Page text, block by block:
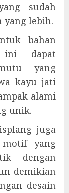
sudah
lebih.
bahan
ini dapat
yang
kayu jati
alami
unik.
juga
yang
dengan
demikian
desain